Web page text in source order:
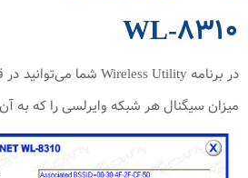
WL-۸۳۱۰
میزان سیگنال هر شبکه وایرلسی را که به